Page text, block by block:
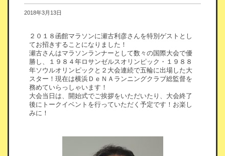
2018年3月13日
２０１８函館マラソンに瀬古利彦さんを特別ゲストとし
てお招きすることになりました！
瀬古さんはマラソンランナーとして数々の国際大会で優
勝し、１９８４年ロサンゼルスオリンピック・１９８８
年ソウルオリンピックと２大会連続で五輪に出場した大
スター！現在は横浜ＤｅＮＡランニングクラブ総監督を
務めていらっしゃいます！
大会当日は、開始式でご挨拶をいただいたり、大会終了
後にトークイベントを行っていただく予定です！お楽し
みに！